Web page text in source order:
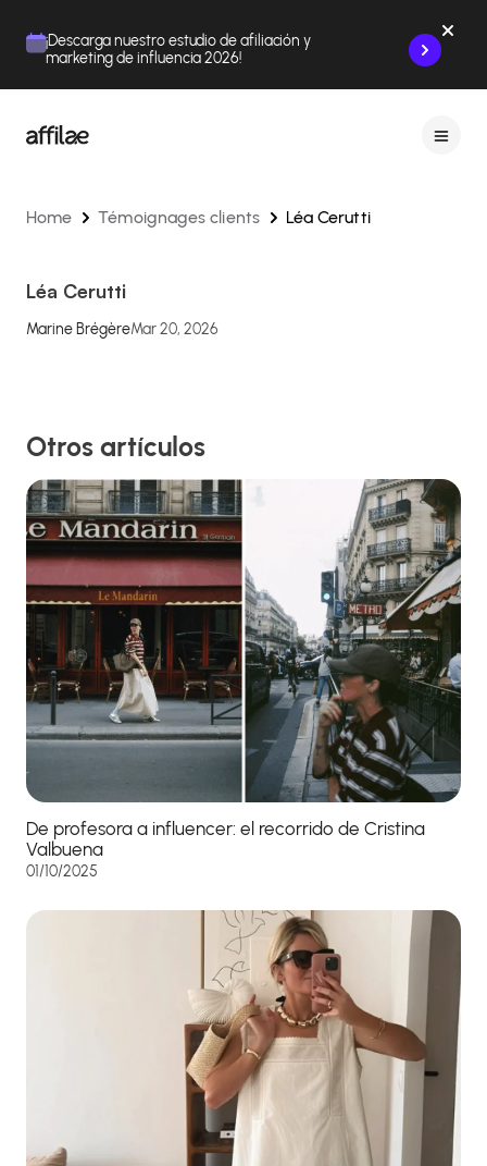
¡Descarga nuestro estudio de afiliación y
marketing de influencia 2026!
Home Témoignages clients Léa Cerutti
Léa Cerutti
Marine BrégèreMar 20, 2026
Otros artículos
De profesora a influencer: el recorrido de Cristina
Valbuena
01/10/2025